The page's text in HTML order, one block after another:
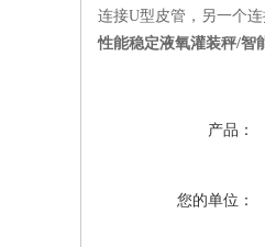
连接U型皮管，另一个
性能稳定液氧灌装秤/智
产品：
您的单位：